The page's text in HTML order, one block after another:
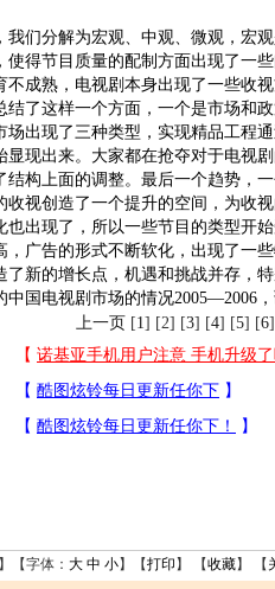
们分解为宏观、中观、微观，宏
得节目质量的配制方面出现了一
成熟，电视剧本身出现了一些收
了这样一个方面，一个是市场和
出现了三种类型，实现精品工程
现出来。大家都在抢夺对于电视
构上面的调整。最后一个趋势，
视创造了一个提升的空间，为收
出现了，所以一些节目的类型开
广告的形式不断软化，出现了一
新的增长点，机遇和挑战并存，
国电视剧市场的情况2005—2006，
上一页 [1] [2] [3] [4] [5] [6
【字体： 大 中 小】【打印 】 【收藏】 【